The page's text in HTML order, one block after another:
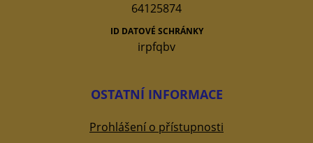
64125874
ID DATOVÉ SCHRÁNKY
irpfqbv
OSTATNÍ INFORMACE
Prohlášení o přístupnosti